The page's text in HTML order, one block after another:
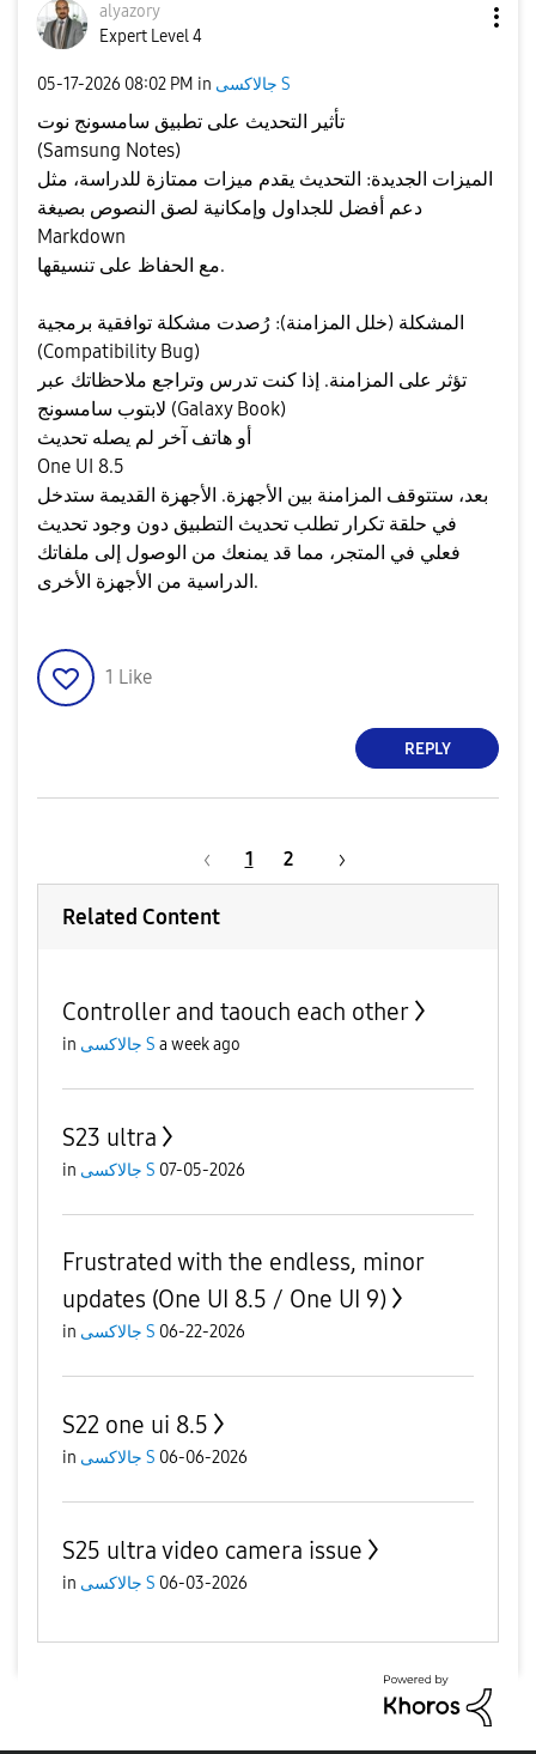
alyazory
Expert Level 4
‎05-17-2026 08:02 PM in جالاكسى S
تأثير التحديث على تطبيق سامسونج نوت
(Samsung Notes)
​الميزات الجديدة: التحديث يقدم ميزات ممتازة للدراسة، مثل
دعم أفضل للجداول وإمكانية لصق النصوص بصيغة
Markdown
مع الحفاظ على تنسيقها.
​المشكلة (خلل المزامنة): رُصدت مشكلة توافقية برمجية
(Compatibility Bug)
تؤثر على المزامنة. إذا كنت تدرس وتراجع ملاحظاتك عبر
لابتوب سامسونج (Galaxy Book)
أو هاتف آخر لم يصله تحديث
One UI 8.5
بعد، ستتوقف المزامنة بين الأجهزة. الأجهزة القديمة ستدخل
في حلقة تكرار تطلب تحديث التطبيق دون وجود تحديث
فعلي في المتجر، مما قد يمنعك من الوصول إلى ملفاتك
الدراسية من الأجهزة الأخرى.
1 Like
REPLY
1 2
Related Content
Controller and taouch each other
in جالاكسى S a week ago
S23 ultra
in جالاكسى S 07-05-2026
Frustrated with the endless, minor
updates (One UI 8.5 / One UI 9)
in جالاكسى S 06-22-2026
S22 one ui 8.5
in جالاكسى S 06-06-2026
S25 ultra video camera issue
in جالاكسى S 06-03-2026